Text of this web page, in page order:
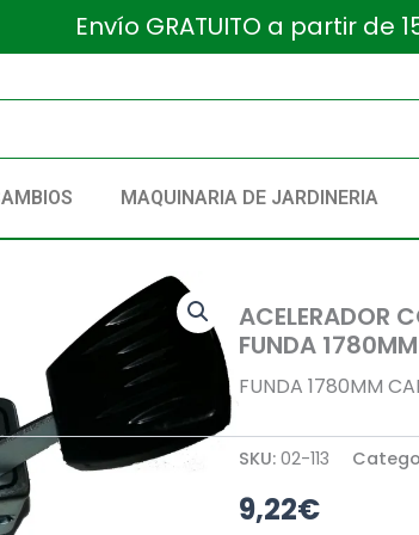
Envío GRATUITO a partir de
MAQUINARIA DE JARDINERIA
ACELERADOR
FUNDA
FUNDA 1780MM
SKU: 02-113
9,22€